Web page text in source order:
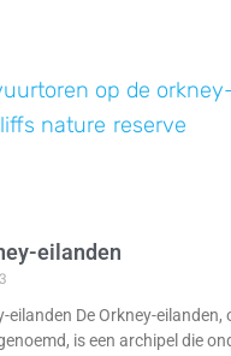
eilanden
eilanden De Orkney-eilanden,
is een archipel die